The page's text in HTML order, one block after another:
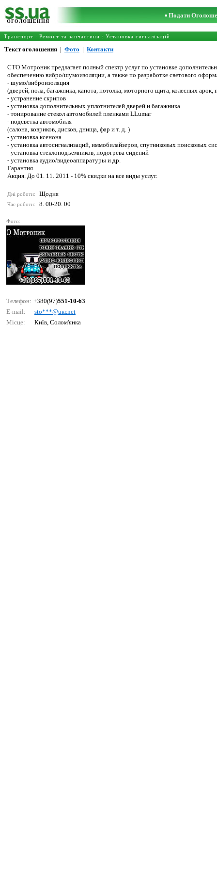
ОГОЛОШЕННЯ
Подати
Транспорт : Ремонт та запчастини : Установка сигналізацій
Текст оголошення | Фото | Контакти
СТО Мотроник предлагает полный спектр услуг по установке
обеспечению вибро/шумоизоляции, а также по разработке светового
- шумо/виброизоляция
(дверей, пола, багажника, капота, потолка, моторного щита, колесных
- устранение скрипов
- установка дополнительных уплотнителей дверей и багажника
- тонирование стекол автомобилей пленками LLumar
- подсветка автомобиля
(салона, ковриков, дисков, днища, фар и т. д. )
- установка ксенона
- установка автосигнализаций, иммобилайзеров, спутниковых поисковых
- установка стеклоподъемников, подогрева сидений
- установка аудио/видеоаппаратуры и др.
Гарантия.
Акция. До 01. 11. 2011 - 10% скидки на все виды услуг.
Дні роботи: Щодня
Час роботи: 8. 00-20. 00
Фото:
Телефон: +380(97)551-10-63
E-mail:
stо***@uкr.nеt
Місце:
Київ, Солом'янка